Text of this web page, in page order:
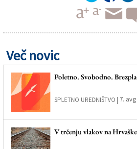
Več novic
Poletno. Svobodno.
SPLETNO UREDNIŠTVO | 7.
V trčenju vlakov na